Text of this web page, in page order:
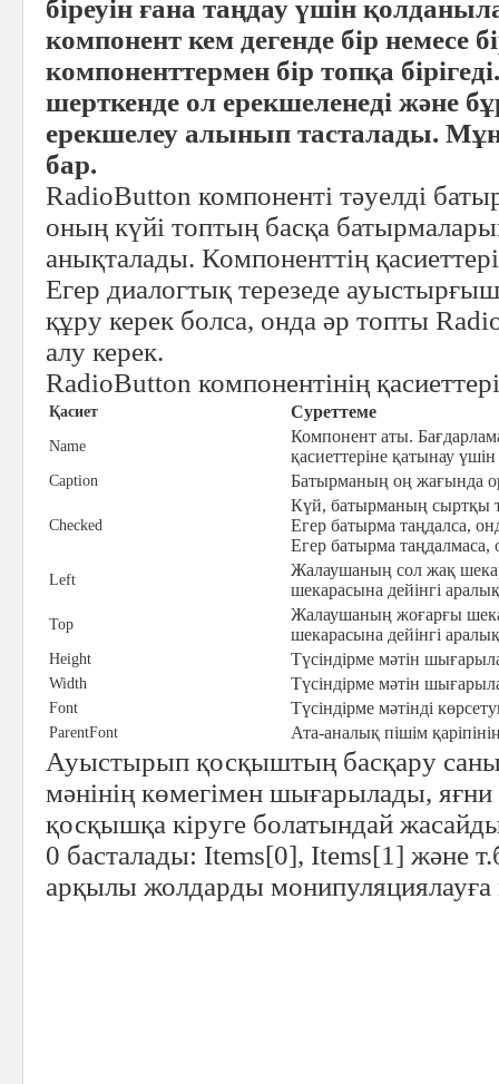
біреуін ғана таңдау үшін
компонент кем дегенде бір немесе
компоненттермен бір топқа
шерткенде ол ерекшеленеді және
ерекшелеу алынып тасталады.
бар.
RadioButton компоненті тәуелді
оның күйі топтың басқа
анықталады. Компоненттің
Егер диалогтық терезеде
құру керек болса, онда әр топты
алу керек.
RadioButton компонентінің
Қасиет Суреттеме
Name
Компонент аты.
қасиеттеріне қатынау
Caption Батырманың оң жағында
Checked
Күй, батырманың сыртқы
Егер батырма таңдалса,
Егер батырма таңдалмаса,
Left
Жалаушаның сол жақ
шекарасына дейінгі аралық
Top
Жалаушаның жоғарғы
шекарасына дейінгі аралық
Height Түсіндірме мәтін
Width Түсіндірме мәтін
Font Түсіндірме мәтінді
ParentFont Ата-аналық пішім
Ауыстырып қосқыштың басқару
мәнінің көмегімен шығарылады,
қосқышқа кіруге болатындай
0 басталады: Items[0], Items[1] және
арқылы жолдарды монипуляциялауға